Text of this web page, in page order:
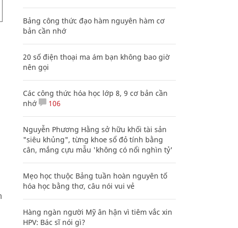
Bảng công thức đạo hàm nguyên hàm cơ
bản cần nhớ
20 số điện thoại ma ám bạn không bao giờ
nên gọi
Các công thức hóa học lớp 8, 9 cơ bản cần
nhớ
106
Nguyễn Phương Hằng sở hữu khối tài sản
"siêu khủng", từng khoe sổ đỏ tính bằng
cân, mắng cựu mẫu 'không có nổi nghìn tỷ'
Mẹo học thuộc Bảng tuần hoàn nguyên tố
hóa học bằng thơ, câu nói vui vẻ
Hàng ngàn người Mỹ ân hận vì tiêm vắc xin
HPV: Bác sĩ nói gì?